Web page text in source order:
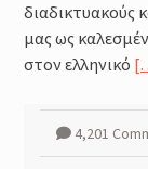
διαδικτυακούς
μας ως
στον ελληνικό
4,201